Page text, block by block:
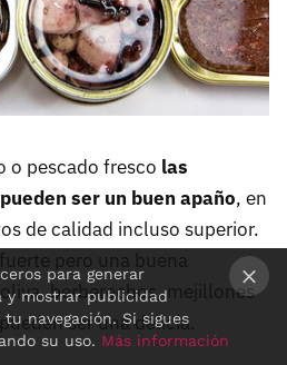
o pescado fresco las
ser un buen apaño, en
de calidad incluso superior.
pero una buena
berberechos, mejillones
ser una delicia.
para generar
y mostrar publicidad
navegación. Si sigues
su uso. Más información